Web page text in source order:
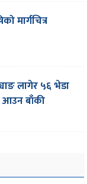
मार्गचित्र
लागेर ५६ भेडा
आउन बाँकी